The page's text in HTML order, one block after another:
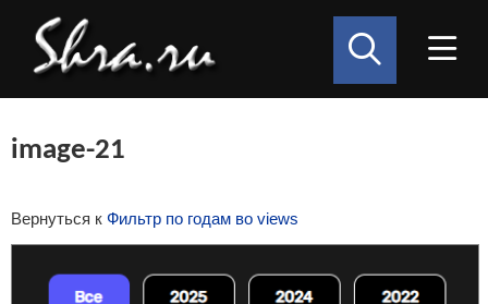
image-21
Вернуться к Фильтр по годам во views